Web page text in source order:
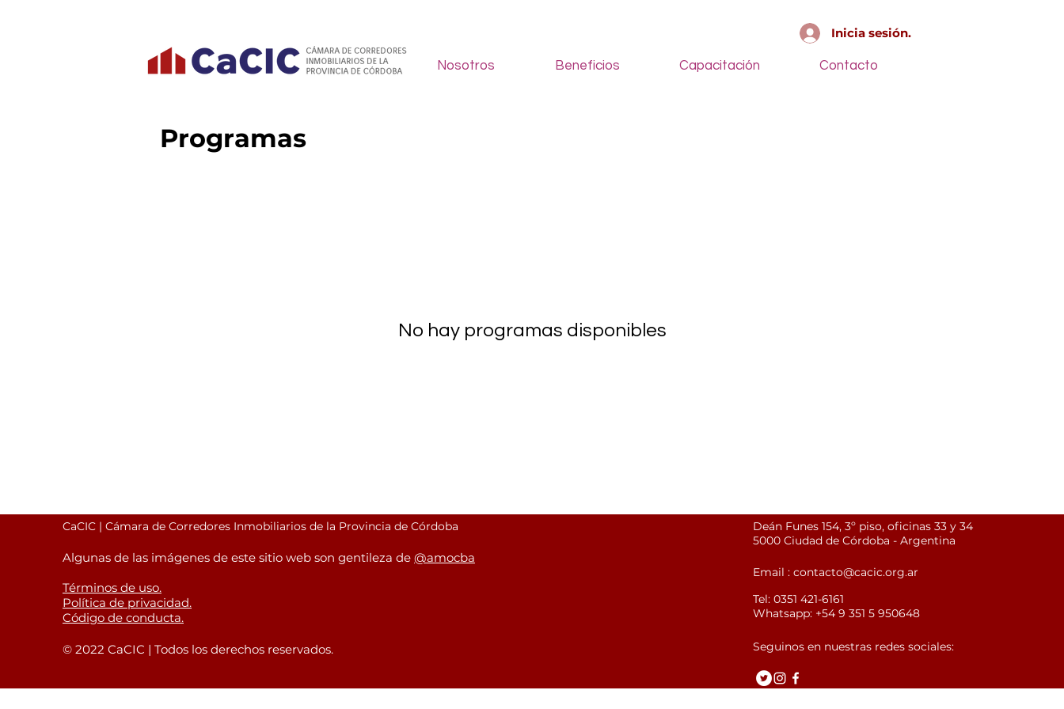
Inicia sesión.
Nosotros Beneficios Capacitación Contacto
Programas
No hay programas disponibles
CaCIC | Cámara de Corredores Inmobiliarios de la Provincia de Córdoba
Algunas de las imágenes de este sitio web son gentileza de @amocba
Términos de uso.
Política de privacidad.
Código de conducta.
© 2022 CaCIC | Todos los derechos reservados.
Deán Funes 154, 3º piso, oficinas 33 y 34
5000 Ciudad de Córdoba - Argentina
Email : contacto@cacic.org.ar
Tel: 0351 421-6161
Whatsapp: +54 9 351 5 950648
Seguinos en nuestras redes sociales: